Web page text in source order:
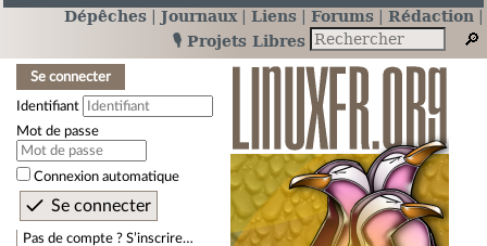
Dépêches Journaux Liens Forums
Rédaction
🎙️ Projets Libres
Se connecter
Identifiant
Mot de passe
Connexion automatique
Pas de compte ? S’inscrire…